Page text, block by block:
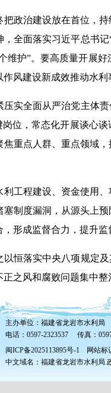
治建设放在首位，持
全面落实习近平总书
维护”。要高质量开展
风建设新成效推动水
全面从严治党主体责
位，常态化开展谈心
重点人群、重点领域
程建设、资金使用、
制度漏洞，从源头上
形成监督合力，提升
落实中央八项规定及
之风和腐败问题集中